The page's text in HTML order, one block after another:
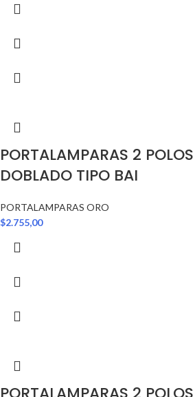
PORTALAMPARAS 2
DOBLADO TIPO BAI
PORTALAMPARAS ORO
$2.755,00